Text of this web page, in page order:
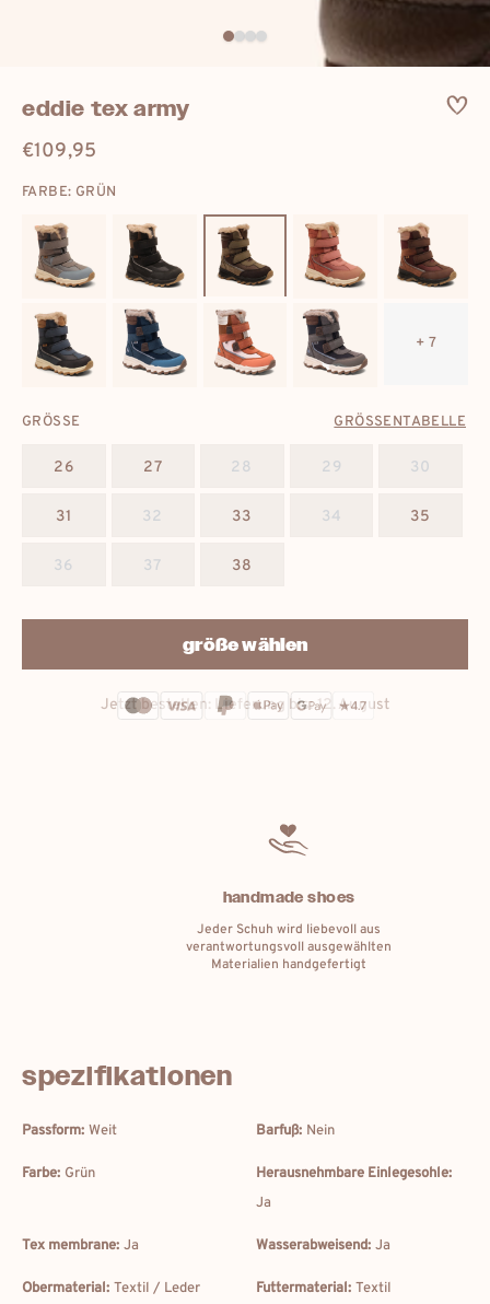
eddie tex army
Regulärer
€109,95
FARBE: GRÜN
+ 7
GRÖSSE GRÖSSENTABELLE
26 27 28 29 30
31 32 33 34 35
36 37 38
größe wählen
Jetzt bestellen: Lieferung bis:12. August
handmade shoes
Jeder Schuh wird liebevoll aus
verantwortungsvoll ausgewählten
Materialien handgefertigt
spezifikationen
Passform: Weit Barfuß: Nein
Farbe: Grün
Herausnehmbare Einlegesohle:
Ja
Tex membrane: Ja Wasserabweisend: Ja
Obermaterial: Textil / Leder Futtermaterial: Textil